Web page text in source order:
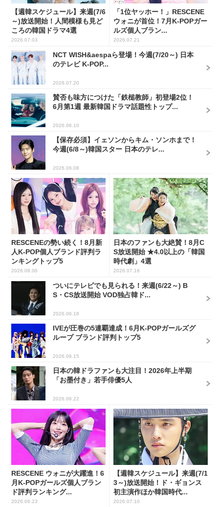
【週韓スケジュール】来週(7/6
～)放送開始！人間模様も見ど
ころの韓国ドラマ4選
2026.07.03
「1位ヤッホー！」RESCENE
ウォニが首位！7月K-POPガー
ルズ個人ブラン...
2026.07.21
NCT WISH&aespaら登場！今週(7/20～) 日本
のテレビ K-POP...
2026.07.20
賛否も味方につけた「鉄槌教師」初登場2位！
6月第1週 最新韓国ドラマ話題性トップ...
2026.06.10
【保存必須】イェソンからキム・ソンホまで！
今週(6/8～)韓国スター 日本のテレ...
2026.06.08
RESCENEの勢い続く！8月新
人K-POP個人ブランド評判ラ
ンキングトップ5
2026.08.06
日本のファンも大絶賛！8月C
S放送開始 ★4.0以上の「韓国
時代劇」4選
2026.07.16
ついにテレビでも見られる！来週(6/22～) B
S・CS放送開始 VOD独占韓ド...
2026.06.16
IVEが圧巻の5連覇達成！6月K-POPガールズグ
ループ ブランド評判トップ5
2026.06.15
日本の韓ドラファンも大注目！2026年上半期
「お墨付き」若手俳優5人
2026.06.22
RESCENE ウォニが大躍進！6
月K-POPガールズ個人ブラン
ド評判ランキング...
2026.06.23
【週韓スケジュール】来週(7/1
3～)放送開始！ド・ギョンス
初主演作ほか韓国時代...
2026.07.10